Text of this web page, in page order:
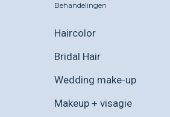
Behandelingen
Haircolor
Bridal Hair
Wedding make-up
Makeup + visagie